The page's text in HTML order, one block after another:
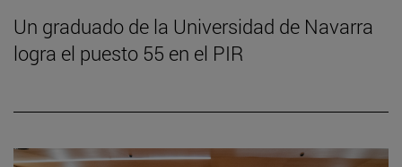
Un graduado de la Universidad de Navarra
logra el puesto 55 en el PIR